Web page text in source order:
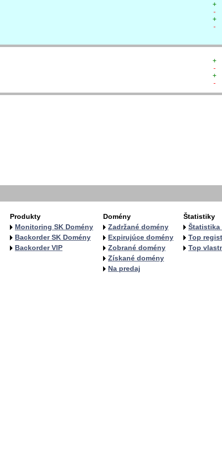
+
-
+
-
+
-
+
-
Produkty
Monitoring SK Domény
Backorder SK Domény
Backorder VIP
Domény
Zadržané domény
Expirujúce domény
Zobrané domény
Získané domény
Na predaj
Štatistiky
Štatistika
Top
Top